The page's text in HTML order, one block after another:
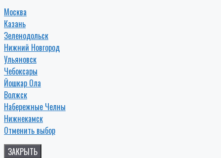
Москва
Казань
Зеленодольск
Нижний Новгород
Ульяновск
Чебоксары
Йошкар Ола
Волжск
Набережные Челны
Нижнекамск
Отменить выбор
ЗАКРЫТЬ